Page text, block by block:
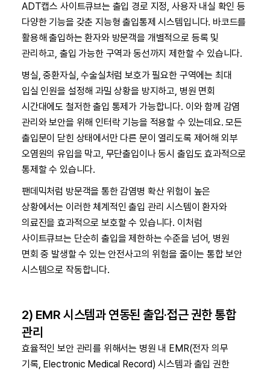
ADT캡스 사이트큐브는 출입 경로 지정, 사용자 내실 확인 등
다양한 기능을 갖춘 지능형 출입통제 시스템입니다. 바코드를
활용해 출입하는 환자와 방문객을 개별적으로 등록 및
관리하고, 출입 가능한 구역과 동선까지 제한할 수 있습니다.
병실, 중환자실, 수술실처럼 보호가 필요한 구역에는 최대
입실 인원을 설정해 과밀 상황을 방지하고, 병원 면회
시간대에도 철저한 출입 통제가 가능합니다. 이와 함께 감염
관리와 보안을 위해 인터락 기능을 적용할 수 있는데요. 모든
출입문이 닫힌 상태에서만 다른 문이 열리도록 제어해 외부
오염원의 유입을 막고, 무단출입이나 동시 출입도 효과적으로
통제할 수 있습니다.
팬데믹처럼 방문객을 통한 감염병 확산 위험이 높은
상황에서는 이러한 체계적인 출입 관리 시스템이 환자와
의료진을 효과적으로 보호할 수 있습니다. 이처럼
사이트큐브는 단순히 출입을 제한하는 수준을 넘어, 병원
면회 중 발생할 수 있는 안전사고의 위험을 줄이는 통합 보안
시스템으로 작동합니다.
2) EMR 시스템과 연동된 출입·접근 권한 통합
관리
효율적인 보안 관리를 위해서는 병원 내 EMR(전자 의무
기록, Electronic Medical Record) 시스템과 출입 권한